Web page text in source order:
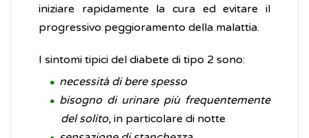
iniziare rapidamente la cura ed evitare il
progressivo peggioramento della malattia.
I sintomi tipici del diabete di tipo 2 sono:
necessità di bere spesso
bisogno di urinare più frequentemente
del solito, in particolare di notte